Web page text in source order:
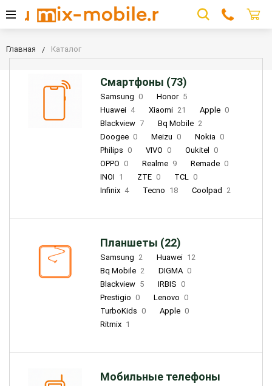
Главная Каталог
Смартфоны (73)
Samsung 0 Honor 5
Huawei 4 Xiaomi 21 Apple 0
Blackview 7 Bq Mobile 2
Doogee 0 Meizu 0 Nokia 0
Philips 0 VIVO 0 Oukitel
0
OPPO 0 Realme 9 Remade 0
INOI 1 ZTE 0 TCL 0
Infinix 4 Tecno 18 Coolpad 2
Планшеты (22)
Samsung 2 Huawei 12
Bq Mobile 2 DIGMA 0
Blackview 5 IRBIS 0
Prestigio 0 Lenovo 0
TurboKids 0 Apple 0
Ritmix 1
Мобильные телефоны